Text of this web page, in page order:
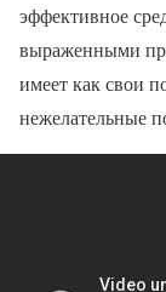
эффективное
выраженными
имеет как свои
нежелательные